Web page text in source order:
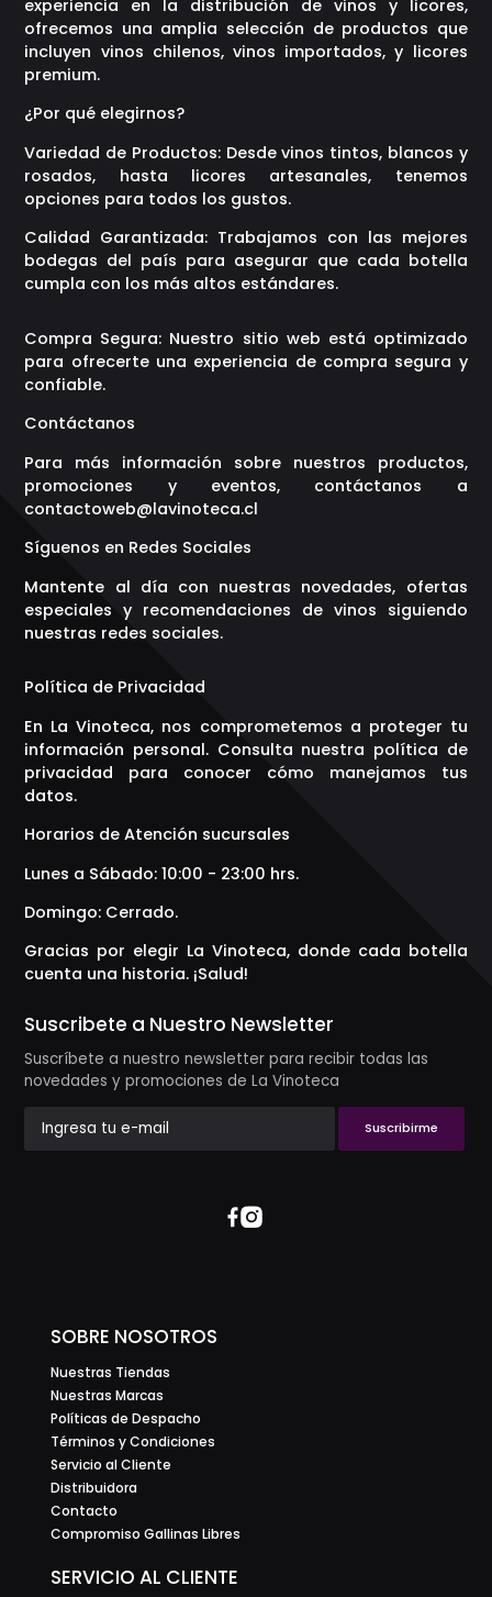
experiencia en la distribución de vinos y licores,
ofrecemos una amplia selección de productos que
incluyen vinos chilenos, vinos importados, y licores
premium.
¿Por qué elegirnos?
Variedad de Productos: Desde vinos tintos, blancos y
rosados, hasta licores artesanales, tenemos
opciones para todos los gustos.
Calidad Garantizada: Trabajamos con las mejores
bodegas del país para asegurar que cada botella
cumpla con los más altos estándares.
Compra Segura: Nuestro sitio web está optimizado
para ofrecerte una experiencia de compra segura y
confiable.
Contáctanos
Para más información sobre nuestros productos,
promociones y eventos, contáctanos a
contactoweb@lavinoteca.cl
Síguenos en Redes Sociales
Mantente al día con nuestras novedades, ofertas
especiales y recomendaciones de vinos siguiendo
nuestras redes sociales.
Política de Privacidad
En La Vinoteca, nos comprometemos a proteger tu
información personal. Consulta nuestra política de
privacidad para conocer cómo manejamos tus
datos.
Horarios de Atención sucursales
Lunes a Sábado: 10:00 - 23:00 hrs.
Domingo: Cerrado.
Gracias por elegir La Vinoteca, donde cada botella
cuenta una historia. ¡Salud!
Suscribete a Nuestro Newsletter
Suscríbete a nuestro newsletter para recibir todas las
novedades y promociones de La Vinoteca
Suscribirme
SOBRE NOSOTROS
Nuestras Tiendas
Nuestras Marcas
Políticas de Despacho
Términos y Condiciones
Servicio al Cliente
Distribuidora
Contacto
Compromiso Gallinas Libres
SERVICIO AL CLIENTE